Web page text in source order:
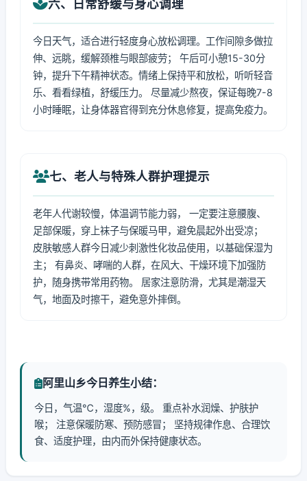
六、日常舒缓与身心调理
今日天气，适合进行轻度身心放松调理。工作间隙多做拉
伸、远眺，缓解颈椎与眼部疲劳； 午后可小憩15-30分
钟，提升下午精神状态。情绪上保持平和放松，听听轻音
乐、看看绿植，舒缓压力。 尽量减少熬夜，保证每晚7-8
小时睡眠，让身体器官得到充分休息修复，提高免疫力。
七、老人与特殊人群护理提示
老年人代谢较慢，体温调节能力弱， 一定要注意腰腹、
足部保暖，穿上袜子与保暖马甲，避免晨起外出受凉；
皮肤敏感人群今日减少刺激性化妆品使用，以基础保湿为
主； 有鼻炎、哮喘的人群，在风大、干燥环境下加强防
护，随身携带常用药物。 居家注意防滑，尤其是潮湿天
气，地面及时擦干，避免意外摔倒。
阿里山乡今日养生小结：
今日，气温℃，湿度%，级。 重点补水润燥、护肤护
喉； 注意保暖防寒、预防感冒； 坚持规律作息、合理饮
食、适度护理，由内而外保持健康状态。